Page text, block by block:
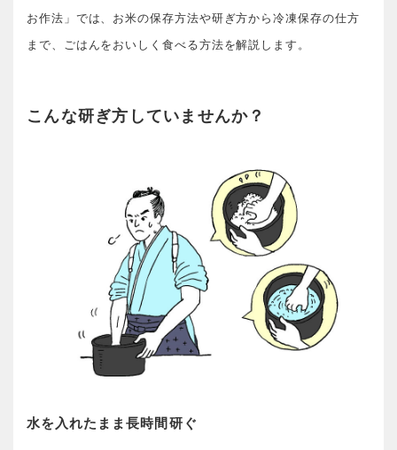
お作法」では、お米の保存方法や研ぎ方から冷凍保存の仕方
まで、ごはんをおいしく食べる方法を解説します。
こんな研ぎ方していませんか？
水を入れたまま長時間研ぐ